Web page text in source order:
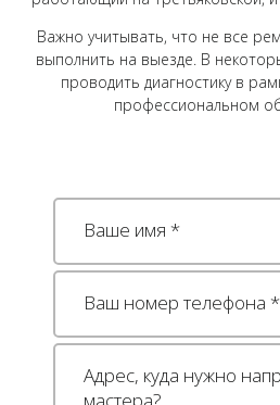
Важно учитывать, что не все
выполнить на выезде. В
проводить диагностику в
профессиональном